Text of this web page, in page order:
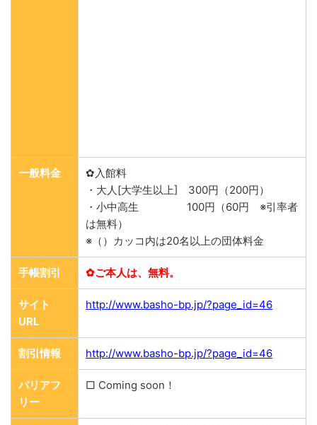
一般料金
✿入館料
・大人[大学生以上] 300円（200円）
・小中高生 100円（60円 ※引率者
は無料）
※（）カッコ内は20名以上の団体料金
手帳割引 ✿ご本人は、無料。
サイト
URL
http://www.basho-bp.jp/?page_id=46
割引情報 http://www.basho-bp.jp/?page_id=46
バリアフ
リー
□ Coming soon！